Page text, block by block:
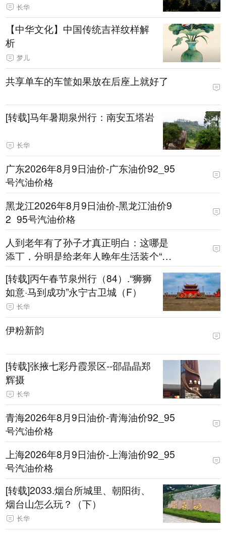
长华
【中华文化】中国传统吉祥纹样解
析
梦儿
共享单车的车筐如果放在后座上就好了
[转载]马年暑期泉州行：南安五塔岩
长华
广东2026年8月9日油价-广东油价92_95
号汽油价格
黑龙江2026年8月9日油价-黑龙江油价9
2_95号汽油价格
人到老年有了孙子才真正明白：这哪是
添丁，分明是给老年人晚年生活装个“强
力马达”
[转载]丙午春节泉州行（84）.“狮狮
如意·马到成功”永宁古卫城（F）
长华
伊粉新韵
[转载]张掖七彩丹霞景区--邵晶晶郑
辉摄
长华
青海2026年8月9日油价-青海油价92_95
号汽油价格
上海2026年8月9日油价-上海油价92_95
号汽油价格
[转载]2033.烟台所城里、朝阳街、
烟台山怎么玩？（下）
长华